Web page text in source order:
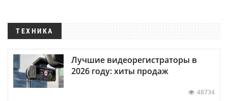
ТЕХНИКА
Лучшие видеорегистраторы в
2026 году: хиты продаж
48734